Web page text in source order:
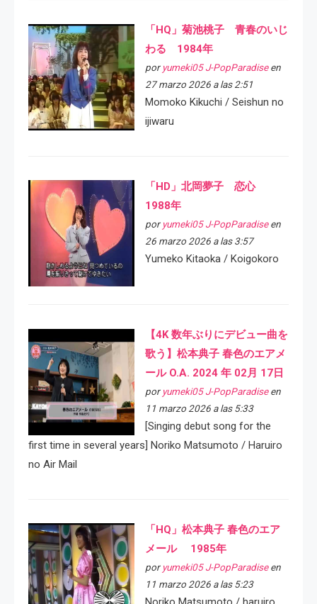
「HQ」菊池桃子 青春のいじ
わる 1984年
por yumeki05 J-PopParadiseen
27 marzo 2026 a las 2:51
Momoko Kikuchi / Seishun no
ijiwaru
「HD」北岡夢子 恋心
1988年
por yumeki05 J-PopParadiseen
26 marzo 2026 a las 3:57
Yumeko Kitaoka / Koigokoro
【4K 数年ぶりにデビュー曲を
歌う】松本典子 春色のエアメ
ール O.A. 2024 年 02月 17日
por yumeki05 J-PopParadiseen
11 marzo 2026 a las 5:33
[Singing debut song for the
first time in several years] Noriko Matsumoto / Haruiro
no Air Mail
「HQ」松本典子 春色のエア
メール 1985年
por yumeki05 J-PopParadiseen
11 marzo 2026 a las 5:23